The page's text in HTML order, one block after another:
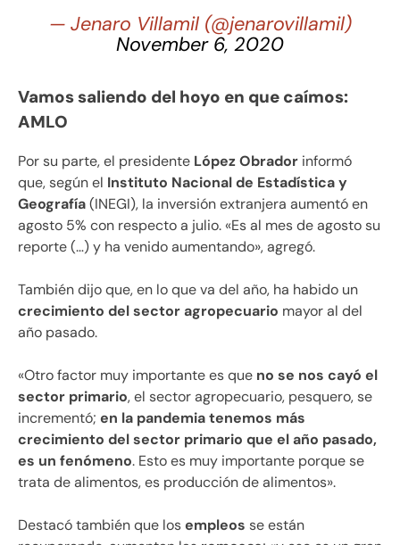
— Jenaro Villamil (@jenarovillamil)
November 6, 2020
Vamos saliendo del hoyo en que caímos:
AMLO
Por su parte, el presidente López Obrador informó
que, según el Instituto Nacional de Estadística y
Geografía(INEGI), la inversión extranjera aumentó en
agosto 5% con respecto a julio. «Es al mes de agosto su
reporte (…) y ha venido aumentando», agregó.
También dijo que, en lo que va del año, ha habido un
crecimiento del sector agropecuario mayor al del
año pasado.
«Otro factor muy importante es que no se nos cayó el
sector primario, el sector agropecuario, pesquero, se
incrementó; en la pandemia tenemos más
crecimiento del sector primario que el año pasado,
es un fenómeno. Esto es muy importante porque se
trata de alimentos, es producción de alimentos».
Destacó también que losempleos se están